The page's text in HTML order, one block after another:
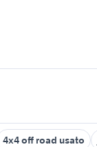
4x4 off road usato